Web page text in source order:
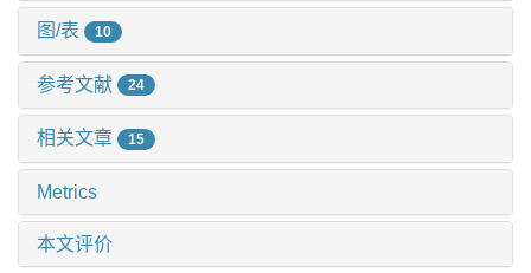
图/表 10
参考文献 24
相关文章 15
Metrics
本文评价